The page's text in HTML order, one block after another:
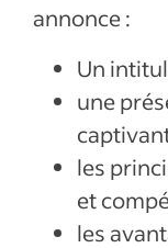
annonce :
Un
une
les
et
les